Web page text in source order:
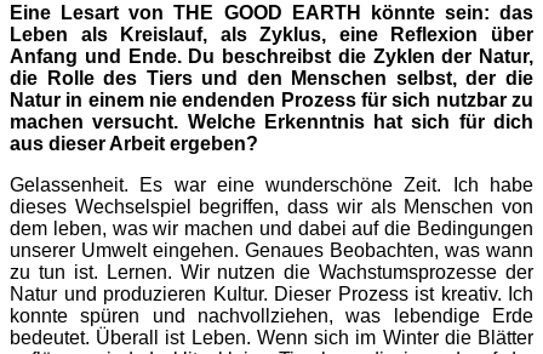
Eine Lesart von THE GOOD EARTH könnte sein: das
Leben als Kreislauf, als Zyklus, eine Reflexion über
Anfang und Ende. Du beschreibst die Zyklen der Natur,
die Rolle des Tiers und den Menschen selbst, der die
Natur in einem nie endenden Prozess für sich nutzbar zu
machen versucht. Welche Erkenntnis hat sich für dich
aus dieser Arbeit ergeben?
Gelassenheit. Es war eine wunderschöne Zeit. Ich habe
dieses Wechselspiel begriffen, dass wir als Menschen von
dem leben, was wir machen und dabei auf die Bedingungen
unserer Umwelt eingehen. Genaues Beobachten, was wann
zu tun ist. Lernen. Wir nutzen die Wachstumsprozesse der
Natur und produzieren Kultur. Dieser Prozess ist kreativ. Ich
konnte spüren und nachvollziehen, was lebendige Erde
bedeutet. Überall ist Leben. Wenn sich im Winter die Blätter